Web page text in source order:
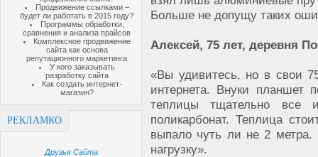
Продвижение ссылками –
будет ли работать в 2015 году?
Программы обработки,
сравнения и анализа прайсов
Комплексное продвижение
сайта как основа
репутационного маркетинга
У кого заказывать
разработку сайта
Как создать интернет-
магазин?
РЕКЛАМКО
Друзья Сайта
Больше не допущу таких
Алексей, 75 лет, деревня
«Вы удивитесь, но в свои
интернета. Внуки планшет
теплицы тщательно все
поликарбонат. Теплица
выпало чуть ли не 2 метра.
нагрузку».